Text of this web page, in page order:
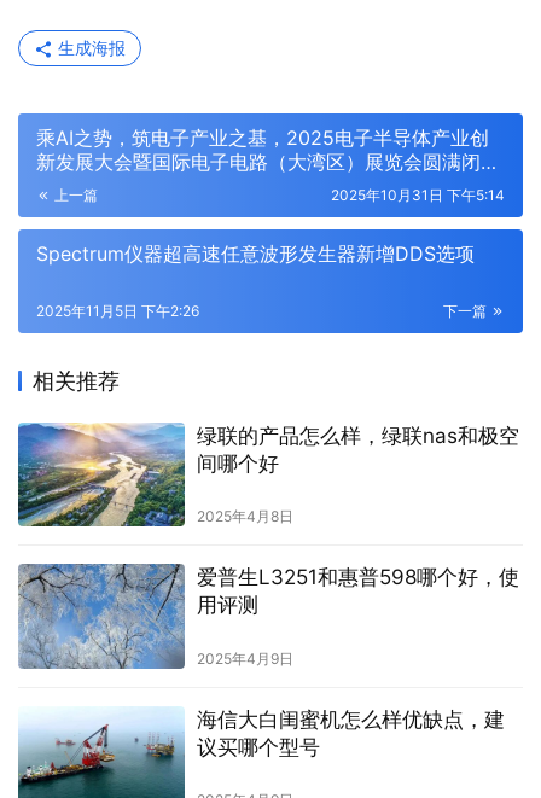
生成海报
乘AI之势，筑电子产业之基，2025电子半导体产业创
新发展大会暨国际电子电路（大湾区）展览会圆满闭
幕，2026再相见！
上一篇 2025年10月31日 下午5:14
Spectrum仪器超高速任意波形发生器新增DDS选项
下一篇
2025年11月5日 下午2:26
相关推荐
绿联的产品怎么样，绿联nas和极空
间哪个好
2025年4月8日
爱普生L3251和惠普598哪个好，使
用评测
2025年4月9日
海信大白闺蜜机怎么样优缺点，建
议买哪个型号